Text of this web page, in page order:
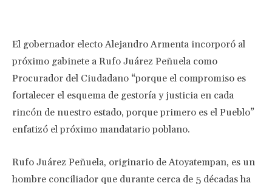
El gobernador electo Alejandro Armenta incorporó al
próximo gabinete a Rufo Juárez Peñuela como
Procurador del Ciudadano “porque el compromiso es
fortalecer el esquema de gestoría y justicia en cada
rincón de nuestro estado, porque primero es el Pueblo”
enfatizó el próximo mandatario poblano.
Rufo Juárez Peñuela, originario de Atoyatempan, es un
hombre conciliador que durante cerca de 5 décadas ha